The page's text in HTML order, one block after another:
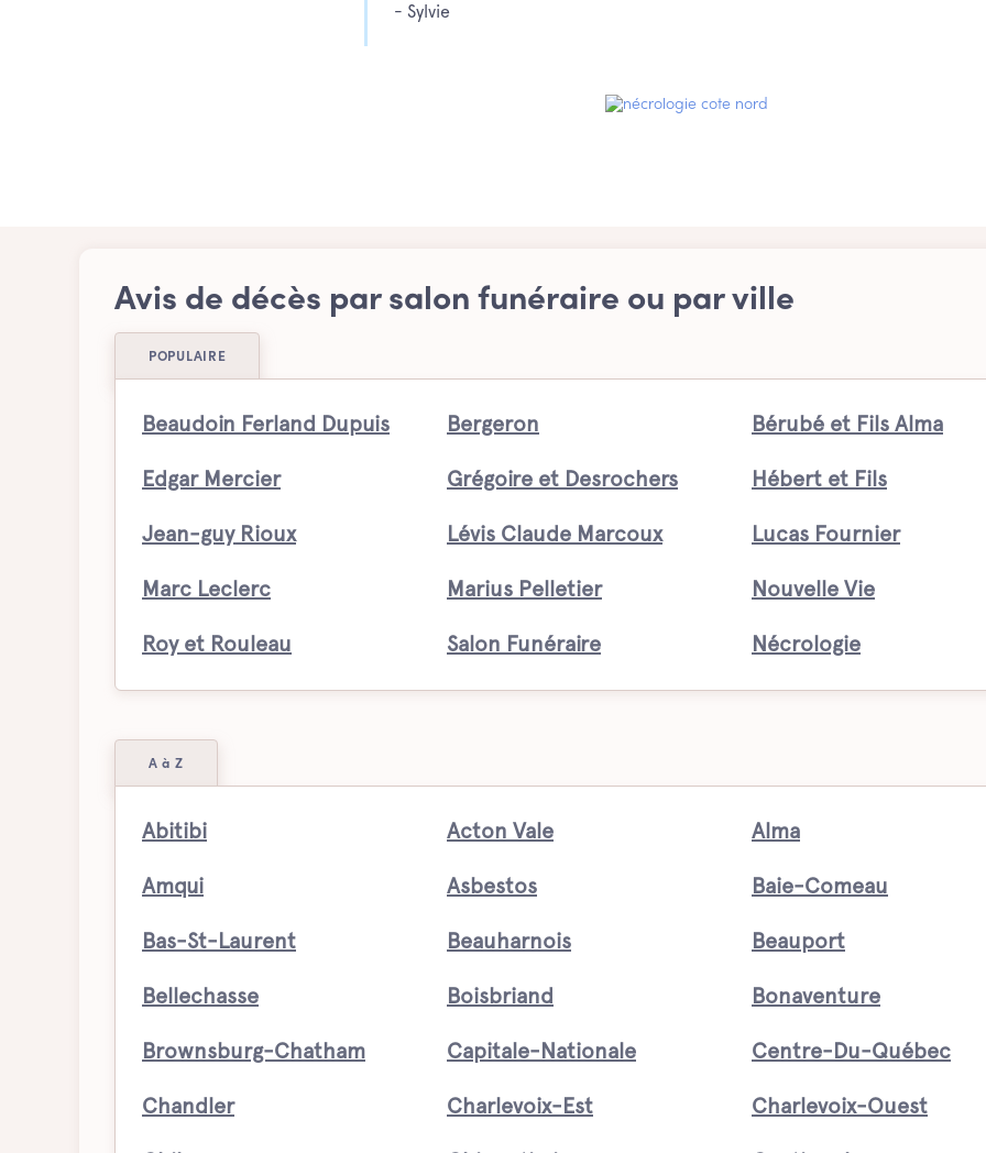
- Sylvie
Avis de décès par salon funéraire ou par ville
POPULAIRE
Beaudoin Ferland Dupuis Bergeron Bérubé et Fils Alma
Edgar Mercier Grégoire et Desrochers Hébert et Fils
Jean-guy Rioux Lévis Claude Marcoux Lucas Fournier
Marc Leclerc Marius Pelletier Nouvelle Vie
Roy et Rouleau Salon Funéraire Nécrologie
A à Z
Abitibi Acton Vale Alma
Amqui Asbestos Baie-Comeau
Bas-St-Laurent Beauharnois Beauport
Bellechasse Boisbriand Bonaventure
Brownsburg-Chatham Capitale-Nationale Centre-Du-Québec
Chandler Charlevoix-Est Charlevoix-Ouest